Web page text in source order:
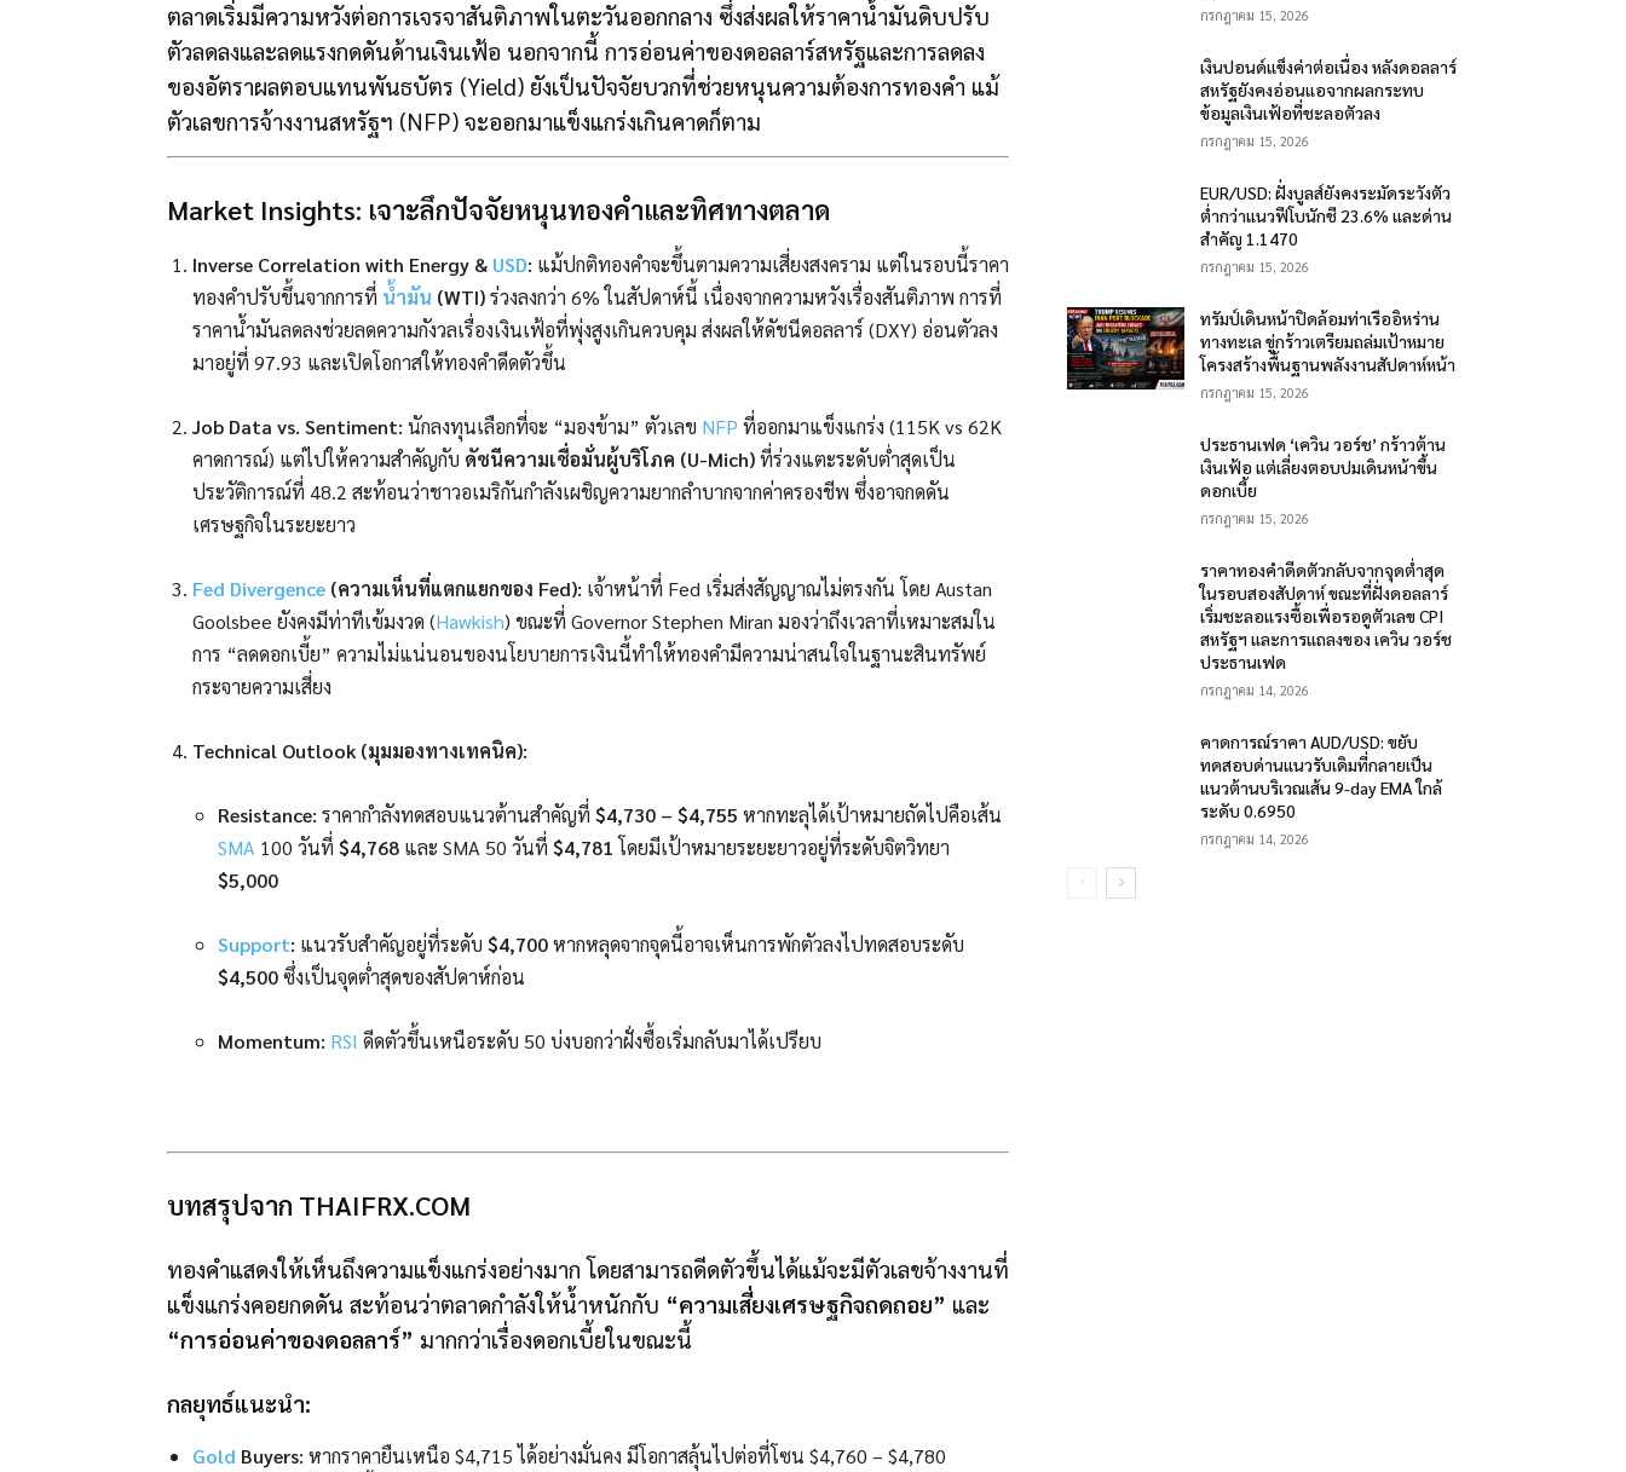
ตลาดเริ่มมีความหวังต่อการเจรจาสันติภาพในตะวันออกกลาง ซึ่งส่งผลให้ราคาน้ำมันดิบปรับ
ตัวลดลงและลดแรงกดดันด้านเงินเฟ้อ นอกจากนี้ การอ่อนค่าของดอลลาร์สหรัฐและการลดลง
ของอัตราผลตอบแทนพันธบัตร (Yield) ยังเป็นปัจจัยบวกที่ช่วยหนุนความต้องการทองคำ แม้
ตัวเลขการจ้างงานสหรัฐฯ (NFP) จะออกมาแข็งแกร่งเกินคาดก็ตาม
Market Insights: เจาะลึกปัจจัยหนุนทองคำและทิศทางตลาด
Inverse Correlation with Energy & USD: แม้ปกติทองคำจะขึ้นตามความเสี่ยงสงคราม แต่ในรอบนี้ราคา
ทองคำปรับขึ้นจากการที่ น้ำมัน (WTI)ร่วงลงกว่า 6% ในสัปดาห์นี้ เนื่องจากความหวังเรื่องสันติภาพ การที่
ราคาน้ำมันลดลงช่วยลดความกังวลเรื่องเงินเฟ้อที่พุ่งสูงเกินควบคุม ส่งผลให้ดัชนีดอลลาร์ (DXY) อ่อนตัวลง
มาอยู่ที่ 97.93 และเปิดโอกาสให้ทองคำดีดตัวขึ้น
Job Data vs. Sentiment: นักลงทุนเลือกที่จะ “มองข้าม” ตัวเลข NFP ที่ออกมาแข็งแกร่ง (115K vs 62K
คาดการณ์) แต่ไปให้ความสำคัญกับ ดัชนีความเชื่อมั่นผู้บริโภค (U-Mich)ที่ร่วงแตะระดับต่ำสุดเป็น
ประวัติการณ์ที่ 48.2 สะท้อนว่าชาวอเมริกันกำลังเผชิญความยากลำบากจากค่าครองชีพ ซึ่งอาจกดดัน
เศรษฐกิจในระยะยาว
Fed Divergence (ความเห็นที่แตกแยกของ Fed): เจ้าหน้าที่ Fed เริ่มส่งสัญญาณไม่ตรงกัน โดย Austan
Goolsbee ยังคงมีท่าทีเข้มงวด (Hawkish) ขณะที่ Governor Stephen Miran มองว่าถึงเวลาที่เหมาะสมใน
การ “ลดดอกเบี้ย” ความไม่แน่นอนของนโยบายการเงินนี้ทำให้ทองคำมีความน่าสนใจในฐานะสินทรัพย์
กระจายความเสี่ยง
Technical Outlook (มุมมองทางเทคนิค):
Resistance: ราคากำลังทดสอบแนวต้านสำคัญที่ $4,730 – $4,755 หากทะลุได้เป้าหมายถัดไปคือเส้น
SMA 100 วันที่ $4,768 และ SMA 50 วันที่ $4,781 โดยมีเป้าหมายระยะยาวอยู่ที่ระดับจิตวิทยา
$5,000
Support: แนวรับสำคัญอยู่ที่ระดับ $4,700หากหลุดจากจุดนี้อาจเห็นการพักตัวลงไปทดสอบระดับ
$4,500ซึ่งเป็นจุดต่ำสุดของสัปดาห์ก่อน
Momentum: RSI ดีดตัวขึ้นเหนือระดับ 50 บ่งบอกว่าฝั่งซื้อเริ่มกลับมาได้เปรียบ
บทสรุปจาก THAIFRX.COM
ทองคำแสดงให้เห็นถึงความแข็งแกร่งอย่างมาก โดยสามารถดีดตัวขึ้นได้แม้จะมีตัวเลขจ้างงานที่
แข็งแกร่งคอยกดดัน สะท้อนว่าตลาดกำลังให้น้ำหนักกับ “ความเสี่ยงเศรษฐกิจถดถอย” และ
“การอ่อนค่าของดอลลาร์” มากกว่าเรื่องดอกเบี้ยในขณะนี้
กลยุทธ์แนะนำ:
Gold Buyers: หากราคายืนเหนือ $4,715 ได้อย่างมั่นคง มีโอกาสลุ้นไปต่อที่โซน $4,760 – $4,780
กรกฎาคม 15, 2026
เงินปอนด์แข็งค่าต่อเนื่อง หลังดอลลาร์
สหรัฐยังคงอ่อนแอจากผลกระทบ
ข้อมูลเงินเฟ้อที่ชะลอตัวลง
กรกฎาคม 15, 2026
EUR/USD: ฝั่งบูลส์ยังคงระมัดระวังตัว
ต่ำกว่าแนวฟีโบนักชี 23.6% และด่าน
สำคัญ 1.1470
กรกฎาคม 15, 2026
ทรัมป์เดินหน้าปิดล้อมท่าเรืออิหร่าน
ทางทะเล ขู่กร้าวเตรียมถล่มเป้าหมาย
โครงสร้างพื้นฐานพลังงานสัปดาห์หน้า
กรกฎาคม 15, 2026
ประธานเฟด ‘เควิน วอร์ช’ กร้าวต้าน
เงินเฟ้อ แต่เลี่ยงตอบปมเดินหน้าขึ้น
ดอกเบี้ย
กรกฎาคม 15, 2026
ราคาทองคำดีดตัวกลับจากจุดต่ำสุด
ในรอบสองสัปดาห์ ขณะที่ฝั่งดอลลาร์
เริ่มชะลอแรงซื้อเพื่อรอดูตัวเลข CPI
สหรัฐฯ และการแถลงของ เควิน วอร์ช
ประธานเฟด
กรกฎาคม 14, 2026
คาดการณ์ราคา AUD/USD: ขยับ
ทดสอบด่านแนวรับเดิมที่กลายเป็น
แนวต้านบริเวณเส้น 9-day EMA ใกล้
ระดับ 0.6950
กรกฎาคม 14, 2026